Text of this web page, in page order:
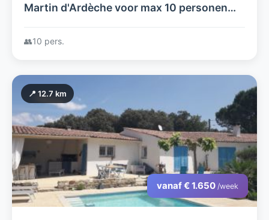
Martin d'Ardèche voor max 10 personen
loopafstand van de Ardèche rivier.
👥10 pers.
📍 12.7 km
vanaf € 1.650 /week